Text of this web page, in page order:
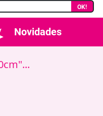
OK!
Novidades